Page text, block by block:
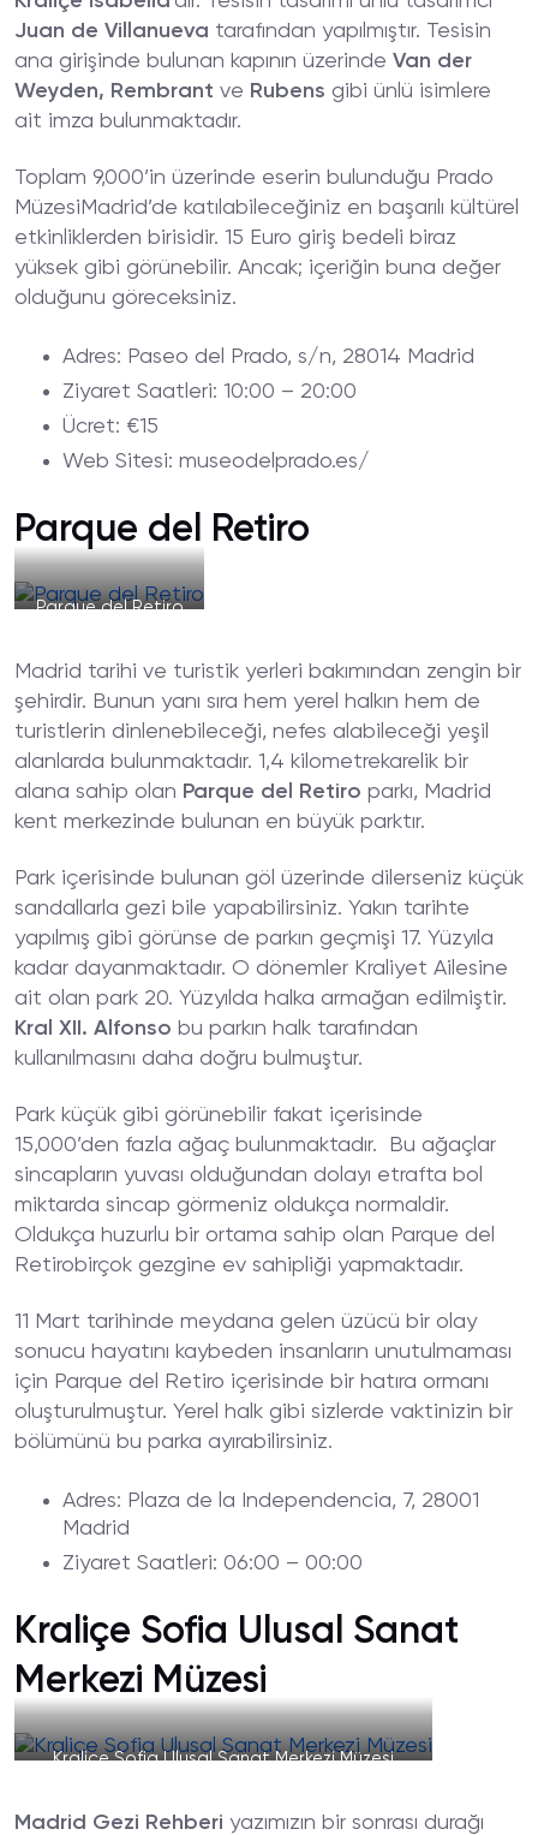
Juan de Villanueva tarafından yapılmıştır. Tesisin
ana girişinde bulunan kapının üzerinde Van der
Weyden, Rembrant ve Rubens gibi ünlü isimlere
ait imza bulunmaktadır.
Toplam 9,000’in üzerinde eserin bulunduğu Prado
MüzesiMadrid’de katılabileceğiniz en başarılı kültürel
etkinliklerden birisidir. 15 Euro giriş bedeli biraz
yüksek gibi görünebilir. Ancak; içeriğin buna değer
olduğunu göreceksiniz.
Adres: Paseo del Prado, s/n, 28014 Madrid
Ziyaret Saatleri: 10:00 – 20:00
Ücret: €15
Web Sitesi: museodelprado.es/
Parque del Retiro
Parque del Retiro
Madrid tarihi ve turistik yerleri bakımından zengin bir
şehirdir. Bunun yanı sıra hem yerel halkın hem de
turistlerin dinlenebileceği, nefes alabileceği yeşil
alanlarda bulunmaktadır. 1,4 kilometrekarelik bir
alana sahip olan Parque del Retiro parkı, Madrid
kent merkezinde bulunan en büyük parktır.
Park içerisinde bulunan göl üzerinde dilerseniz küçük
sandallarla gezi bile yapabilirsiniz. Yakın tarihte
yapılmış gibi görünse de parkın geçmişi 17. Yüzyıla
kadar dayanmaktadır. O dönemler Kraliyet Ailesine
ait olan park 20. Yüzyılda halka armağan edilmiştir.
Kral XII. Alfonso bu parkın halk tarafından
kullanılmasını daha doğru bulmuştur.
Park küçük gibi görünebilir fakat içerisinde
15,000’den fazla ağaç bulunmaktadır. Bu ağaçlar
sincapların yuvası olduğundan dolayı etrafta bol
miktarda sincap görmeniz oldukça normaldir.
Oldukça huzurlu bir ortama sahip olan Parque del
Retirobirçok gezgine ev sahipliği yapmaktadır.
11 Mart tarihinde meydana gelen üzücü bir olay
sonucu hayatını kaybeden insanların unutulmaması
için Parque del Retiro içerisinde bir hatıra ormanı
oluşturulmuştur. Yerel halk gibi sizlerde vaktinizin bir
bölümünü bu parka ayırabilirsiniz.
Adres: Plaza de la Independencia, 7, 28001
Madrid
Ziyaret Saatleri: 06:00 – 00:00
Kraliçe Sofia Ulusal Sanat
Merkezi Müzesi
Kraliçe Sofia Ulusal Sanat Merkezi Müzesi
Madrid Gezi Rehberi yazımızın bir sonrası durağı